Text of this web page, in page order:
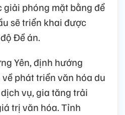
giải phóng mặt bằng để
sẽ triển khai được
Đề án.
Yên, định hướng
phát triển văn hóa du
vụ, gia tăng trải
trị văn hóa. Tỉnh